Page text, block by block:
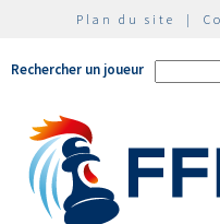
Plan du site |
Rechercher un joueur